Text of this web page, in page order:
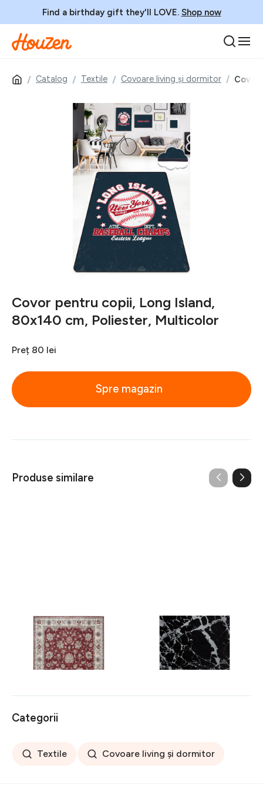
Find a birthday gift they'll LOVE. Shop now
Catalog Textile Covoare living și dormitor
Covor pentru copii, Long Island,
80x140 cm, Poliester, Multicolor
Preț 80 lei
Spre magazin
Produse similare
Covor rezistent Eko, ALT
05 - Red, Ivory, 100%
poliester, 80 x 150 cm
256 lei
Covor rezistent SM 21 -
Black, Silver XW, 80x300
441 lei
Categorii
Textile Covoare living și dormitor